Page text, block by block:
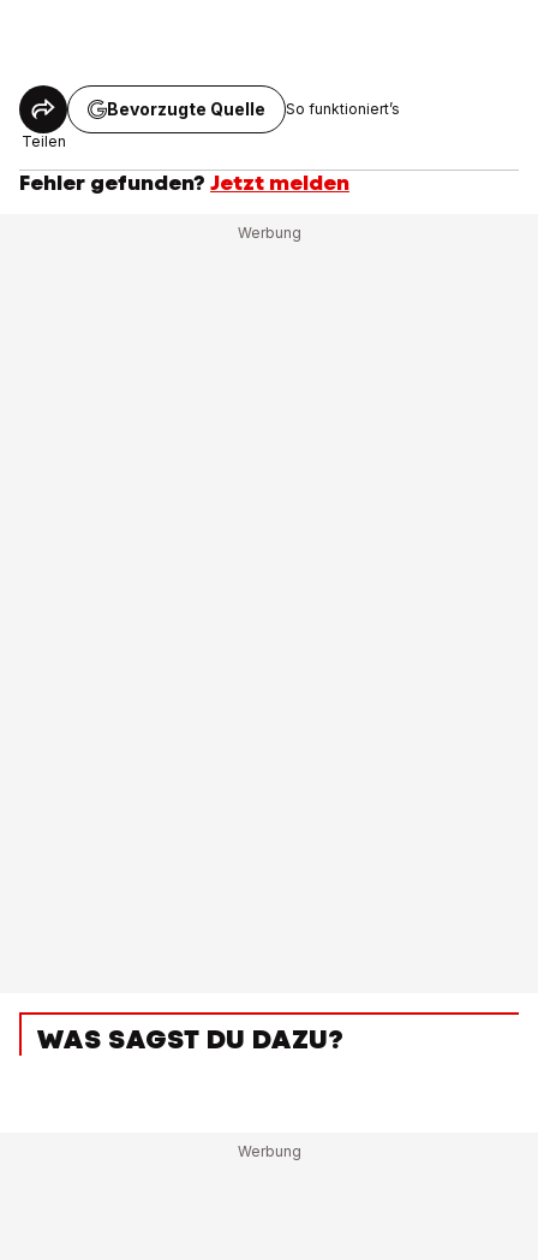
Teilen
Bevorzugte Quelle So funktioniert’s
Fehler gefunden? Jetzt melden
WAS SAGST DU DAZU?